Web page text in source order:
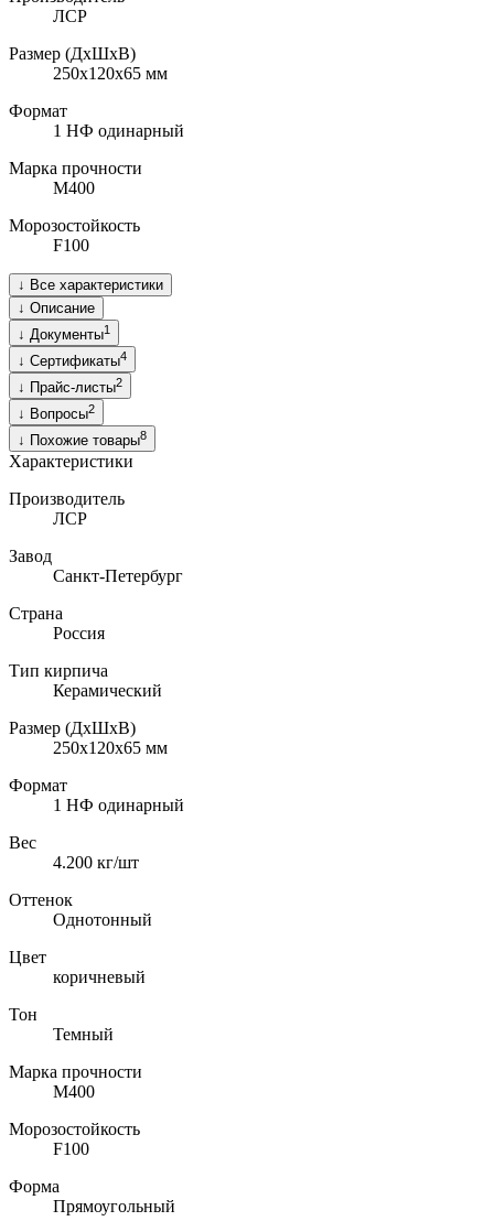
ЛСР
Размер (ДхШхВ)
250х120х65 мм
Формат
1 НФ одинарный
Марка прочности
M400
Морозостойкость
F100
↓ Все характеристики
↓ Описание
↓ Документы1
↓ Сертификаты4
↓ Прайс-листы2
↓ Вопросы2
↓ Похожие товары8
Характеристики
Производитель
ЛСР
Завод
Санкт-Петербург
Страна
Россия
Тип кирпича
Керамический
Размер (ДхШхВ)
250х120х65 мм
Формат
1 НФ одинарный
Вес
4.200 кг/шт
Оттенок
Однотонный
Цвет
коричневый
Тон
Темный
Марка прочности
M400
Морозостойкость
F100
Форма
Прямоугольный